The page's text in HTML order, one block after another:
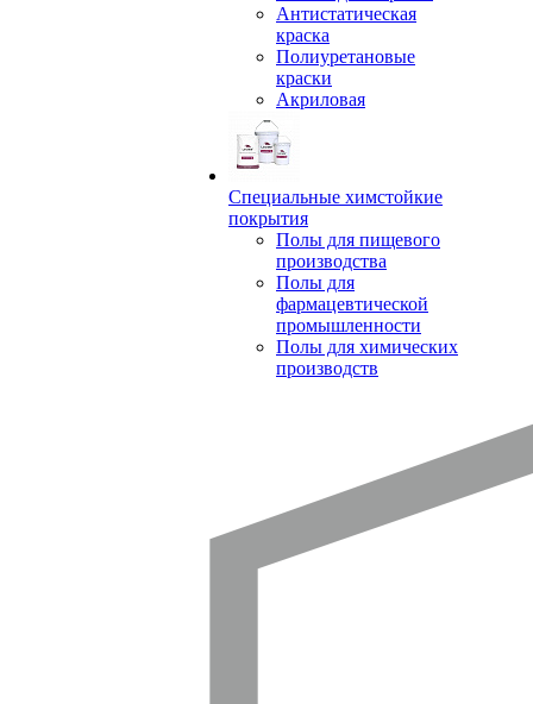
Антистатическая
краска
Полиуретановые
краски
Акриловая
Специальные химстойкие
покрытия
Полы для пищевого
производства
Полы для
фармацевтической
промышленности
Полы для химических
производств